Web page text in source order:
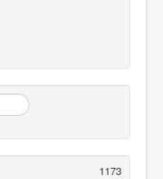
1173